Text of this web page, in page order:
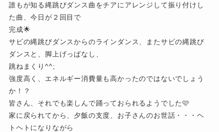
誰もが知る縄跳びダンス曲をチアにアレンジして振り付けし
た曲、今日が２回目で
完成🌟
サビの縄跳びダンスからのラインダンス、またサビの縄跳び
ダンスと、脚上げっぱなし、
跳ねまくり^^;
強度高く、エネルギー消費量も高かったのではないでしょう
か！？
皆さん、それでも楽しんで踊っておられるようでした🩷
家に戻られてから、夕飯の支度、お子さんのお世話・・・ヘ
トヘトになりながら